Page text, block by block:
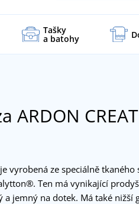
Tašky
a batohy
ARDON
vyrobená ze speciálně tkaného
Ten má vynikající
a jemný na dotek. Má také nižší